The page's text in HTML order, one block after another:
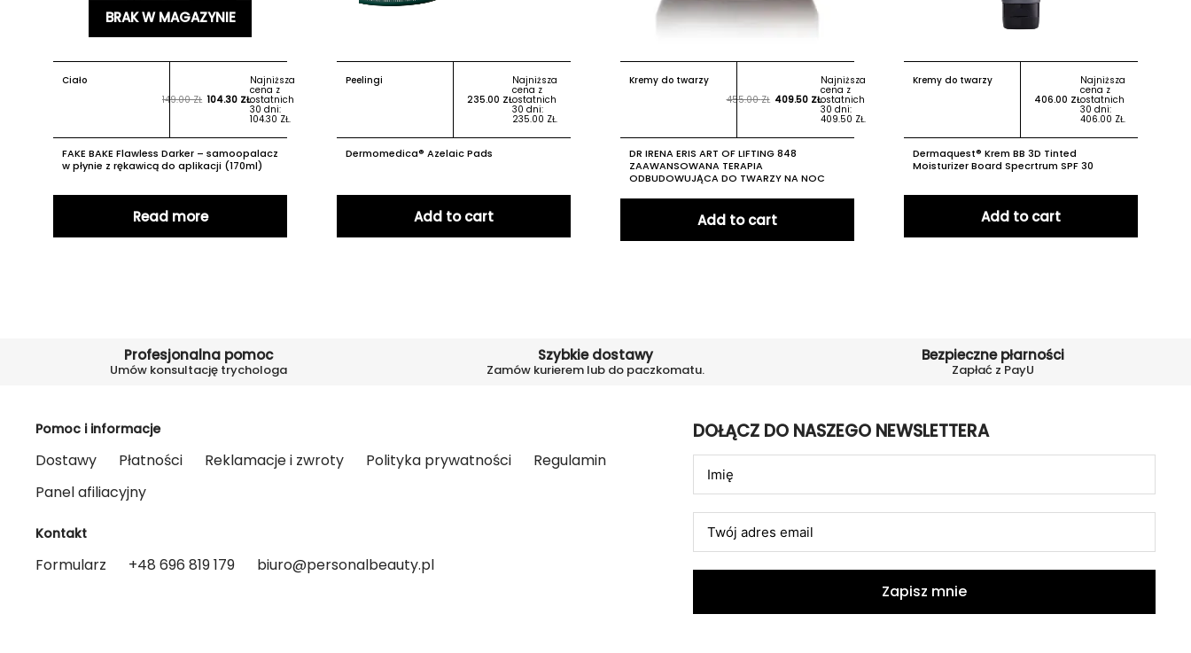
BRAK W MAGAZYNIE
Ciało
149.00ZŁ 104.30 ZŁ
Najniższa
cena z
ostatnich
30 dni:
104.30 ZŁ.
FAKE BAKE Flawless Darker – samoopalacz
w płynie z rękawicą do aplikacji (170ml)
Read more
Peelingi
235.00 ZŁ
Najniższa
cena z
ostatnich
30 dni:
235.00 ZŁ.
Dermomedica® Azelaic Pads
Add to cart
Kremy do twarzy
455.00ZŁ 409.50 ZŁ
Najniższa
cena z
ostatnich
30 dni:
409.50 ZŁ.
DR IRENA ERIS ART OF LIFTING 848
ZAAWANSOWANA TERAPIA
ODBUDOWUJĄCA DO TWARZY NA NOC
Add to cart
Kremy do twarzy
406.00 ZŁ
Najniższa
cena z
ostatnich
30 dni:
406.00 ZŁ.
Dermaquest® Krem BB 3D Tinted
Moisturizer Board Specrtrum SPF 30
Add to cart
Profesjonalna pomoc
Umów konsultację trychologa
Szybkie dostawy
Zamów kurierem lub do paczkomatu.
Bezpieczne płarności
Zapłać z PayU
Pomoc i informacje
Dostawy Płatności Reklamacje i zwroty Polityka prywatności
Regulamin
Panel afiliacyjny
Kontakt
Formularz +48 696 819 179 biuro@personalbeauty.pl
DOŁĄCZ DO NASZEGO NEWSLETTERA
Zapisz mnie